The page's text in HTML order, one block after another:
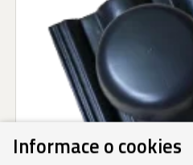
Informace o cookies